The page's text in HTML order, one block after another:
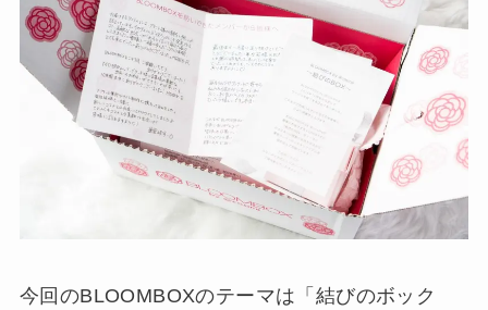
今回のBLOOMBOXのテーマは「結びのボック